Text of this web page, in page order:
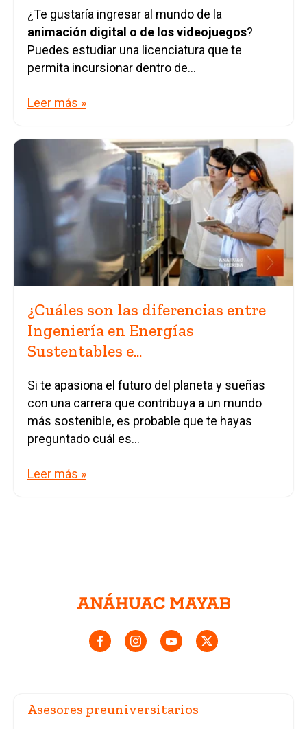
¿Te gustaría ingresar al mundo de la
animación digital o de los videojuegos?
Puedes estudiar una licenciatura que te
permita incursionar dentro de...
Leer más »
¿Cuáles son las diferencias entre
Ingeniería en Energías
Sustentables e...
Si te apasiona el futuro del planeta y sueñas
con una carrera que contribuya a un mundo
más sostenible, es probable que te hayas
preguntado cuál es...
Leer más »
Asesores preuniversitarios